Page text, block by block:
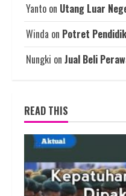
Yanto on Utang Luar
Winda on Potret
Nungki on Jual Beli
READ THIS